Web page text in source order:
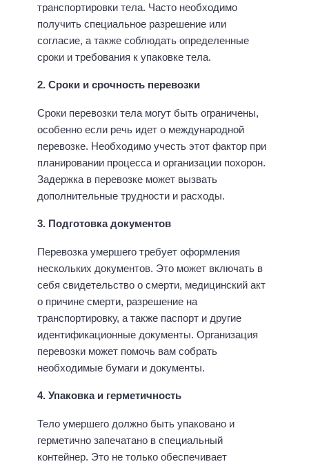
транспортировки тела. Часто необходимо
получить специальное разрешение или
согласие, а также соблюдать определенные
сроки и требования к упаковке тела.
2. Сроки и срочность перевозки
Сроки перевозки тела могут быть ограничены,
особенно если речь идет о международной
перевозке. Необходимо учесть этот фактор при
планировании процесса и организации похорон.
Задержка в перевозке может вызвать
дополнительные трудности и расходы.
3. Подготовка документов
Перевозка умершего требует оформления
нескольких документов. Это может включать в
себя свидетельство о смерти, медицинский акт
о причине смерти, разрешение на
транспортировку, а также паспорт и другие
идентификационные документы. Организация
перевозки может помочь вам собрать
необходимые бумаги и документы.
4. Упаковка и герметичность
Тело умершего должно быть упаковано и
герметично запечатано в специальный
контейнер. Это не только обеспечивает